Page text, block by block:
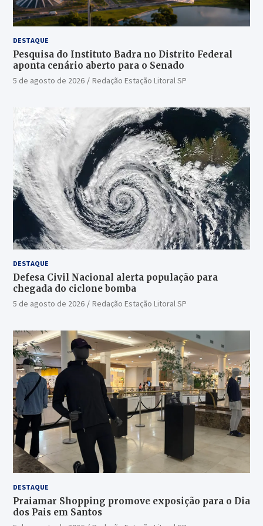
DESTAQUE
Pesquisa do Instituto Badra no Distrito Federal
aponta cenário aberto para o Senado
5 de agosto de 2026 Redação Estação Litoral SP
DESTAQUE
Defesa Civil Nacional alerta população para
chegada do ciclone bomba
5 de agosto de 2026 Redação Estação Litoral SP
DESTAQUE
Praiamar Shopping promove exposição para o Dia
dos Pais em Santos